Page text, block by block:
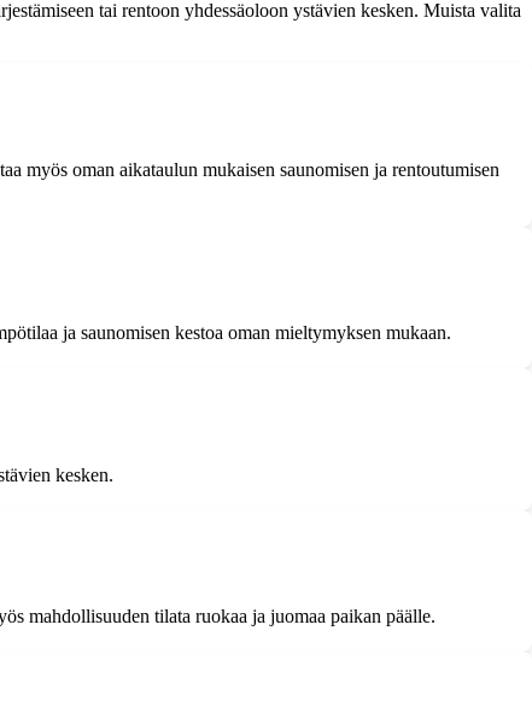
tai rentoon yhdessäoloon ystävien kesken. Muista valita
myös oman aikataulun mukaisen saunomisen ja rentoutumisen
ja saunomisen kestoa oman mieltymyksen mukaan.
kesken.
mahdollisuuden tilata ruokaa ja juomaa paikan päälle.